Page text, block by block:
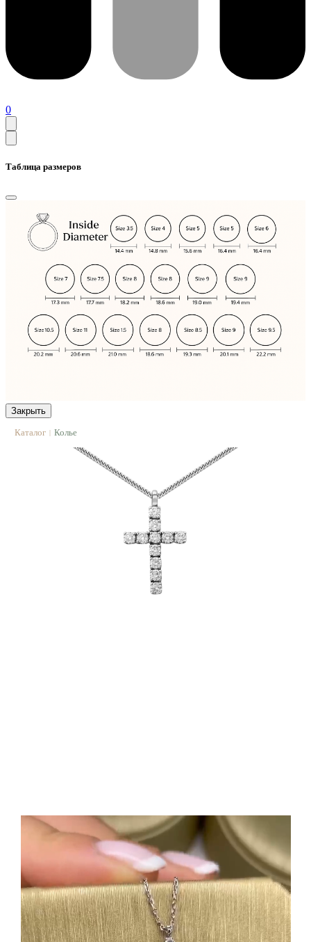
0
Таблица размеров
Закрыть
Каталог | Колье